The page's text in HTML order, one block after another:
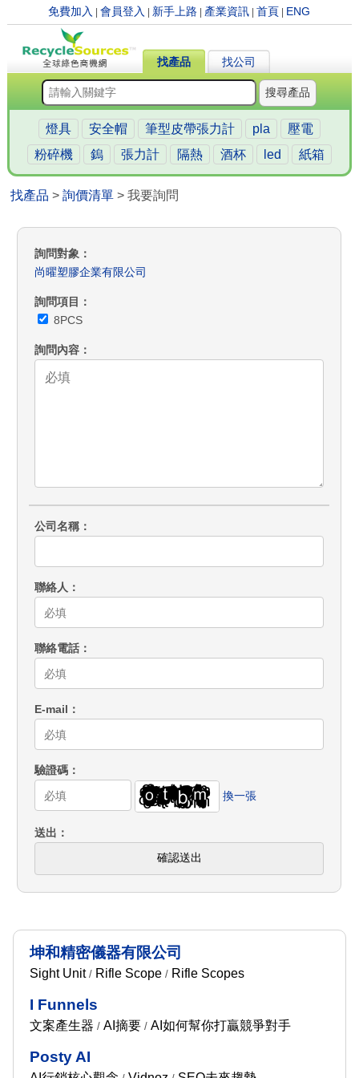
免費加入 |會員登入 新手上路 產業資訊 |首頁 ENG
找產品 找公司
搜尋產品
燈具 安全帽 筆型皮帶張力計 pla
壓電
粉碎機
鎢 張力計 隔熱 酒杯 led 紙箱
找產品 >詢價清單 > 我要詢問
詢問對象
尚曜塑膠企業有限公司
詢問項目
8PCS
詢問內容
公司名稱
聯絡人
聯絡電話
E-mail
驗證碼
換一張
送出
確認送出
坤和精密儀器有限公司
Sight Unit/ Rifle Scope/ Rifle Scopes
I Funnels
文案產生器 / AI摘要/ AI如何幫你打贏競爭對手
Posty AI